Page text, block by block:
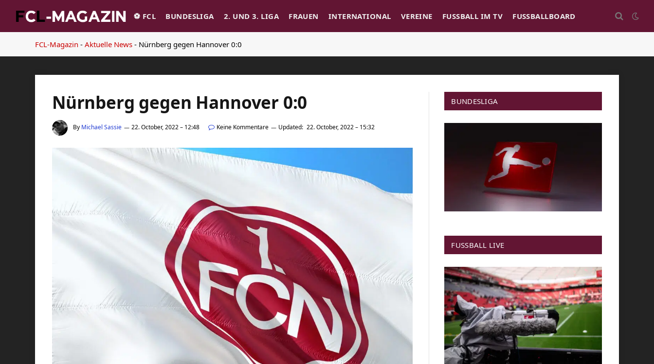
⚽️ FCL BUNDESLIGA 2. UND 3. LIGA FRAUEN INTERNATIONAL VEREINE FUSSBALL IM TV FUSSBALLBOARD
FCL-Magazin - Aktuelle News - Nürnberg gegen Hannover 0:0
Nürnberg gegen Hannover 0:0
By Michael Sassie 22. October, 2022 – 12:48 Keine Kommentare Updated: 22. October, 2022 – 15:32
BUNDESLIGA
FUSSBALL LIVE